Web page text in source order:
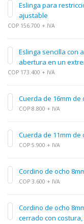
Eslinga para
ajustable
COP 156.700 + IVA
Eslinga sencilla con
abertura en un
COP 173.400 + IVA
Cuerda de 16mm
COP 8.800 + IVA
Cuerda de 11mm
COP 5.900 + IVA
Cordino de ocho
COP 3.600 + IVA
Cordino de ocho
cerrado con costura,